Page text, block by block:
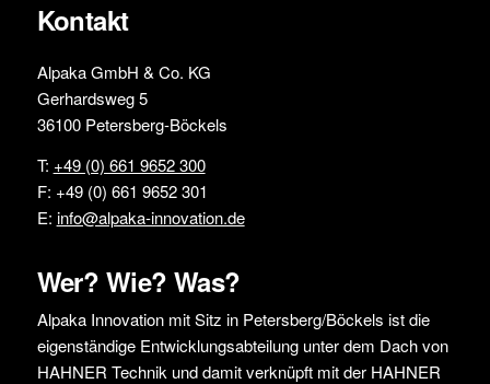
Kontakt
Alpaka GmbH & Co. KG
Gerhardsweg 5
36100 Petersberg-Böckels
T: +49 (0) 661 9652 300
F: +49 (0) 661 9652 301
E: info@alpaka-innovation.de
Wer? Wie? Was?
Alpaka Innovation mit Sitz in Petersberg/Böckels ist die
eigenständige Entwicklungsabteilung unter dem Dach von
HAHNER Technik und damit verknüpft mit der HAHNER